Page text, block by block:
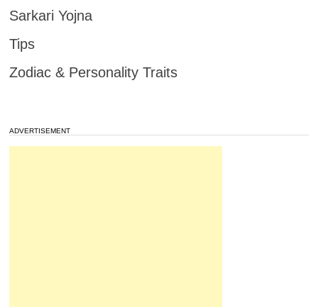
Sarkari Yojna
Tips
Zodiac & Personality Traits
ADVERTISEMENT